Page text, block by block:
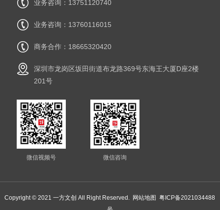
业务咨询：13751120740
业务咨询：13760116015
商务合作：18665320420
深圳市龙岗区坂田街道布龙路369号东海王大厦D座2楼
201号
微信视频号 微信咨询
Copyright © 2021 一方文创 All Right Reserved. 网站地图
粤ICP备2021034488